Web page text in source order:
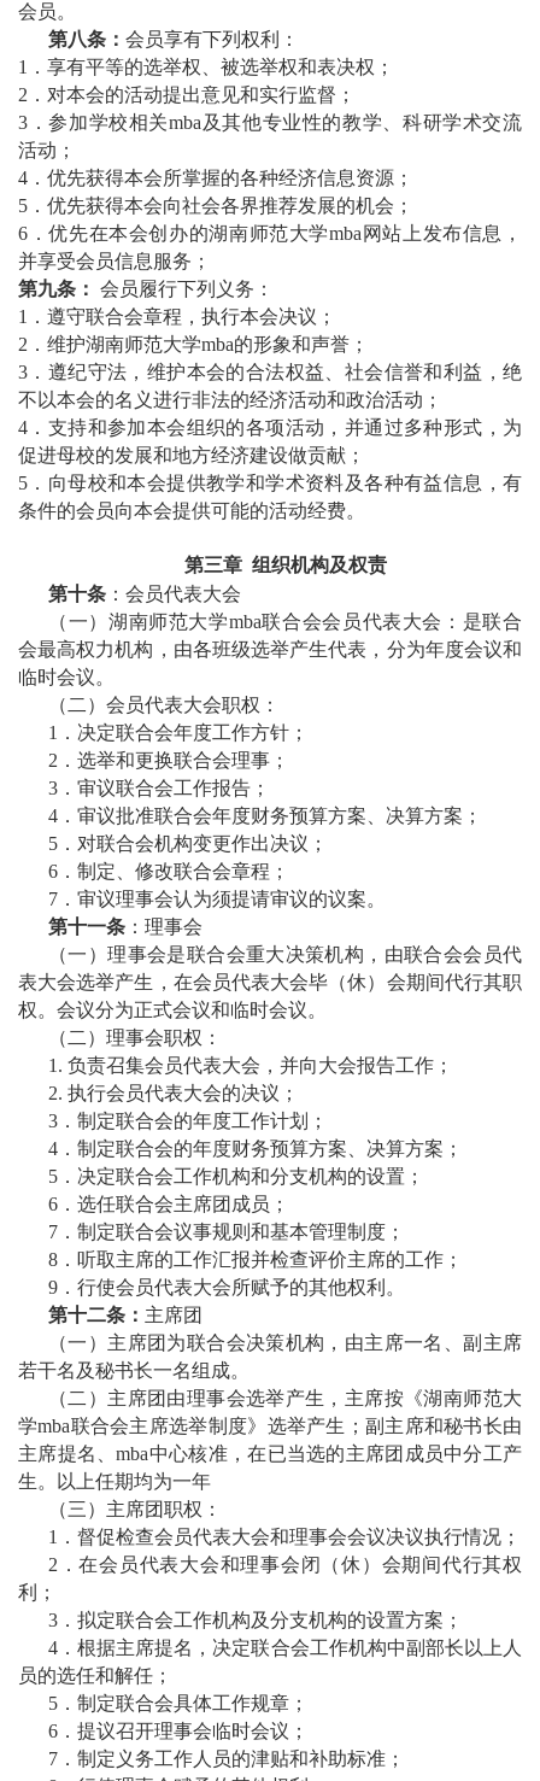
会员。
第八条： 会员享有下列权利：
1 ．享有平等的选举权、被选举权和表决权；
2 ．对本会的活动提出意见和实行监督；
3 ．参加学校相关mba及其他专业性的教学、科研学术交流
活动；
4 ．优先获得本会所掌握的各种经济信息资源；
5 ．优先获得本会向社会各界推荐发展的机会；
6．优先在本会创办的湖南师范大学mba网站上发布信息，
并享受会员信息服务；
第九条： 会员履行下列义务：
1．遵守联合会章程，执行本会决议；
2 ．维护湖南师范大学mba的形象和声誉；
3 ．遵纪守法，维护本会的合法权益、社会信誉和利益，绝
不以本会的名义进行非法的经济活动和政治活动；
4 ．支持和参加本会组织的各项活动，并通过多种形式，为
促进母校的发展和地方经济建设做贡献；
5 ．向母校和本会提供教学和学术资料及各种有益信息，有
条件的会员向本会提供可能的活动经费。
第三章 组织机构及权责
第十条 ：会员代表大会
（一）湖南师范大学mba联合会会员代表大会：是联合
会最高权力机构，由各班级选举产生代表，分为年度会议和
临时会议。
（二）会员代表大会职权：
1．决定联合会年度工作方针；
2．选举和更换联合会理事；
3．审议联合会工作报告；
4．审议批准联合会年度财务预算方案、决算方案；
5．对联合会机构变更作出决议；
6．制定、修改联合会章程；
7．审议理事会认为须提请审议的议案。
第十一条 ：理事会
（一）理事会是联合会重大决策机构，由联合会会员代
表大会选举产生，在会员代表大会毕（休）会期间代行其职
权。会议分为正式会议和临时会议。
（二）理事会职权：
1. 负责召集会员代表大会，并向大会报告工作；
2. 执行会员代表大会的决议；
3．制定联合会的年度工作计划；
4．制定联合会的年度财务预算方案、决算方案；
5．决定联合会工作机构和分支机构的设置；
6．选任联合会主席团成员；
7．制定联合会议事规则和基本管理制度；
8．听取主席的工作汇报并检查评价主席的工作；
9．行使会员代表大会所赋予的其他权利。
第十二条： 主席团
（一）主席团为联合会决策机构，由主席一名、副主席
若干名及秘书长一名组成。
（二）主席团由理事会选举产生，主席按《湖南师范大
学mba联合会主席选举制度》选举产生；副主席和秘书长由
主席提名、mba中心核准，在已当选的主席团成员中分工产
生。以上任期均为一年
（三）主席团职权：
1．督促检查会员代表大会和理事会会议决议执行情况；
2．在会员代表大会和理事会闭（休）会期间代行其权
利；
3．拟定联合会工作机构及分支机构的设置方案；
4．根据主席提名，决定联合会工作机构中副部长以上人
员的选任和解任；
5．制定联合会具体工作规章；
6．提议召开理事会临时会议；
7．制定义务工作人员的津贴和补助标准；